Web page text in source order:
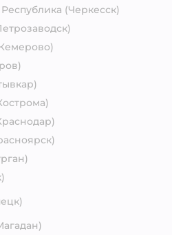
(Черкесск)